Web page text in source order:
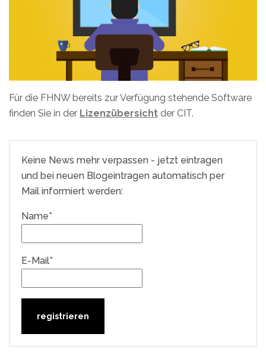
Für die FHNW bereits zur Verfügung stehende Software
finden Sie in der Lizenzübersicht der CIT.
Keine News mehr verpassen - jetzt eintragen
und bei neuen Blogeintragen automatisch per
Mail informiert werden:
Name*
E-Mail*